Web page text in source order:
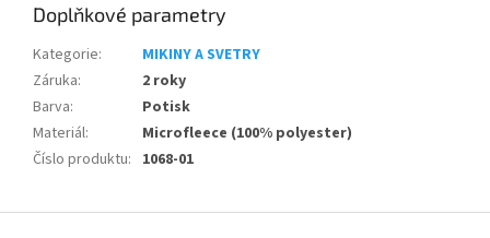
Doplňkové parametry
Kategorie:
MIKINY A SVETRY
Záruka:
2 roky
Barva:
Potisk
Materiál:
Microfleece (100% polyester)
Číslo produktu: 1068-01